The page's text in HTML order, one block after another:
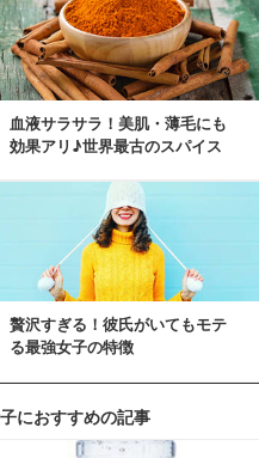
血液サラサラ！美肌・薄毛にも
効果アリ♪世界最古のスパイス
贅沢すぎる！彼氏がいてもモテ
る最強女子の特徴
におすすめの記事